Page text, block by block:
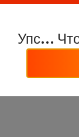
Упс...